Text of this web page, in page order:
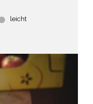
leicht